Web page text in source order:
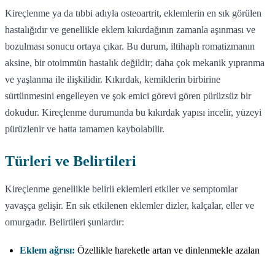
Kireçlenme ya da tıbbi adıyla osteoartrit, eklemlerin en sık görülen
hastalığıdır ve genellikle eklem kıkırdağının zamanla aşınması ve
bozulması sonucu ortaya çıkar. Bu durum, iltihaplı romatizmanın
aksine, bir otoimmün hastalık değildir; daha çok mekanik yıpranma
ve yaşlanma ile ilişkilidir. Kıkırdak, kemiklerin birbirine
sürtünmesini engelleyen ve şok emici görevi gören pürüzsüz bir
dokudur. Kireçlenme durumunda bu kıkırdak yapısı incelir, yüzeyi
pürüzlenir ve hatta tamamen kaybolabilir.
Türleri ve Belirtileri
Kireçlenme genellikle belirli eklemleri etkiler ve semptomlar
yavaşça gelişir. En sık etkilenen eklemler dizler, kalçalar, eller ve
omurgadır. Belirtileri şunlardır:
Eklem ağrısı: Özellikle hareketle artan ve dinlenmekle azalan